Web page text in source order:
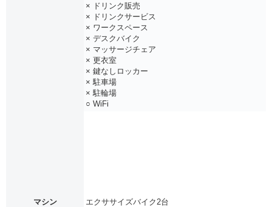
× ドリンク販売
× ドリンクサービス
× ワークスペース
× デスクバイク
× マッサージチェア
× 更衣室
× 鍵なしロッカー
× 駐車場
× 駐輪場
○ WiFi
マシン エクササイズバイク2台